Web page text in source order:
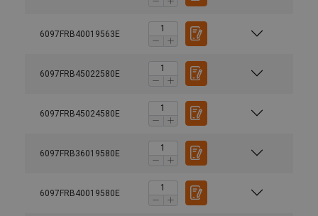
6097FRB40019563E
6097FRB45022580E
6097FRB45024580E
6097FRB36019580E
6097FRB40019580E